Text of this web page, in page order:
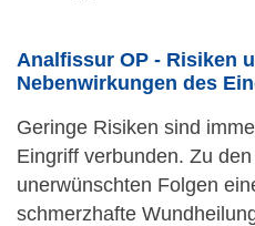
Analfissur OP - Risiken
Nebenwirkungen des
Geringe Risiken sind
Eingriff verbunden. Zu
unerwünschten Folgen
schmerzhafte